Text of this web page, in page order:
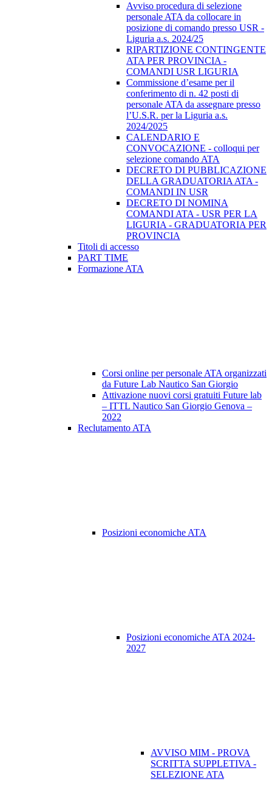
Avviso procedura di selezione
personale ATA da collocare in
posizione di comando presso USR -
Liguria a.s. 2024/25
RIPARTIZIONE CONTINGENTE
ATA PER PROVINCIA -
COMANDI USR LIGURIA
Commissione d’esame per il
conferimento di n. 42 posti di
personale ATA da assegnare presso
l’U.S.R. per la Liguria a.s.
2024/2025
CALENDARIO E
CONVOCAZIONE - colloqui per
selezione comando ATA
DECRETO DI PUBBLICAZIONE
DELLA GRADUATORIA ATA -
COMANDI IN USR
DECRETO DI NOMINA
COMANDI ATA - USR PER LA
LIGURIA - GRADUATORIA PER
PROVINCIA
Titoli di accesso
PART TIME
Formazione ATA
Corsi online per personale ATA organizzati
da Future Lab Nautico San Giorgio
Attivazione nuovi corsi gratuiti Future lab
– ITTL Nautico San Giorgio Genova –
2022
Reclutamento ATA
Posizioni economiche ATA
Posizioni economiche ATA 2024-
2027
AVVISO MIM - PROVA
SCRITTA SUPPLETIVA -
SELEZIONE ATA